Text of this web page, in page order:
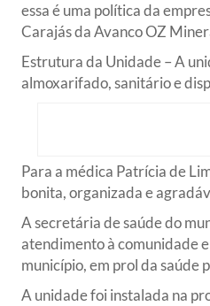
essa é uma política da
Carajás da Avanco OZ
Estrutura da Unidade – A
almoxarifado, sanitário e
Para a médica Patrícia de
bonita, organizada e
A secretária de saúde do
atendimento à comunidade
município, em prol da saúde
A unidade foi instalada na